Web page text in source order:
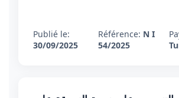
Publié le:
30/09/2025
Référence: N I
54/2025